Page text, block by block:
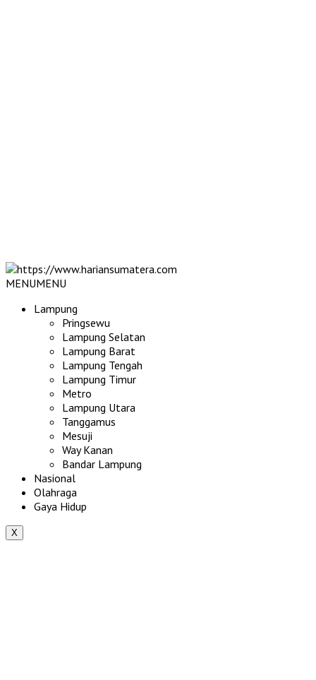
MENUMENU
Lampung
Pringsewu
Lampung Selatan
Lampung Barat
Lampung Tengah
Lampung Timur
Metro
Lampung Utara
Tanggamus
Mesuji
Way Kanan
Bandar Lampung
Nasional
Olahraga
Gaya Hidup
X